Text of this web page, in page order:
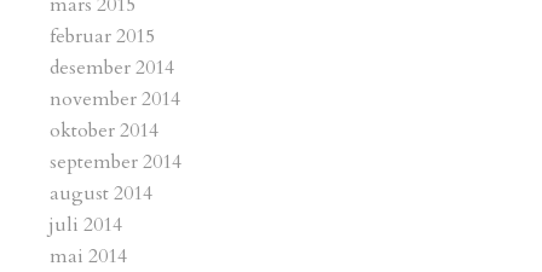
februar 2015
desember 2014
november 2014
oktober 2014
september 2014
august 2014
juli 2014
mai 2014